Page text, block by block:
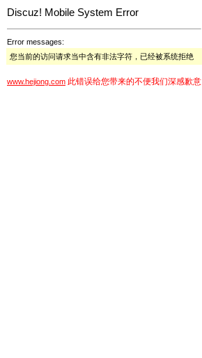
Discuz! Mobile System Error
Error messages:
您当前的访问请求当中含有非法字符，已经被系统拒绝
www.hejiong.com 此错误给您带来的不便我们深感歉意